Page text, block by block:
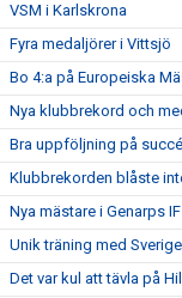
VSM i Karlskrona
Fyra medaljörer i Vittsjö
Bo 4:a på Europeiska
Nya klubbrekord och
Bra uppföljning på
Klubbrekorden blåste
Nya mästare i Genarps IF
Unik träning med
Det var kul att tävla på